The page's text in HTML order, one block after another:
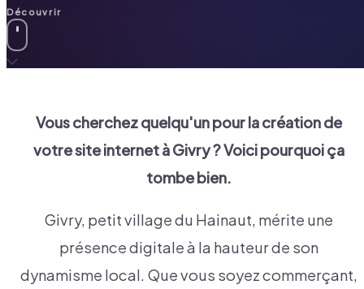
Découvrir
Vous cherchez quelqu'un pour la création de
votre site internet àGivry? Voici pourquoi ça
tombe bien.
Givry, petit village du Hainaut, mérite une
présence digitale à la hauteur de son
dynamisme local. Que vous soyez commerçant,